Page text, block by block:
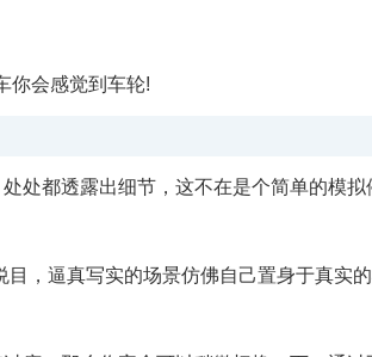
你会感觉到车轮!
处都透露出细节，这不在是个简单的模
，逼真写实的场景仿佛自己置身于真实